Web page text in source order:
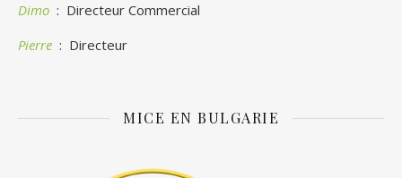
Dimo : Directeur Commercial
Pierre : Directeur
MICE EN BULGARIE